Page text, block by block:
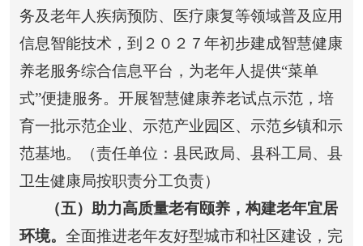
务及老年人疾病预防、医疗康复等领域普及应用
信息智能技术，到２０２７年初步建成智慧健康
养老服务综合信息平台，为老年人提供“菜单
式”便捷服务。开展智慧健康养老试点示范，培
育一批示范企业、示范产业园区、示范乡镇和示
范基地。（责任单位：县民政局、县科工局、县
卫生健康局按职责分工负责）
（五）助力高质量老有颐养，构建老年宜居
环境。 全面推进老年友好型城市和社区建设，完